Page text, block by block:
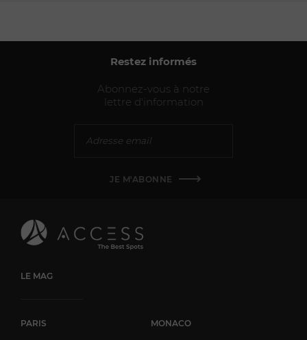
Restez informés
Abonnez-vous à notre
lettre d'information
JE M'ABONNE
LE MAG
PARIS MONACO